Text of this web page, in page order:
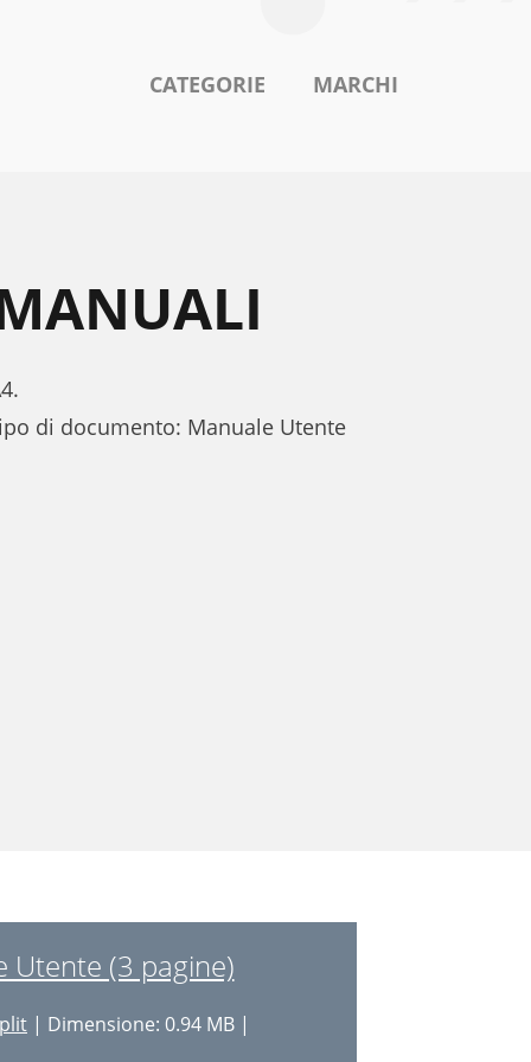
CATEGORIE MARCHI
di documento: Manuale Utente
Utente (3 pagine)
| Dimensione: 0.94 MB |